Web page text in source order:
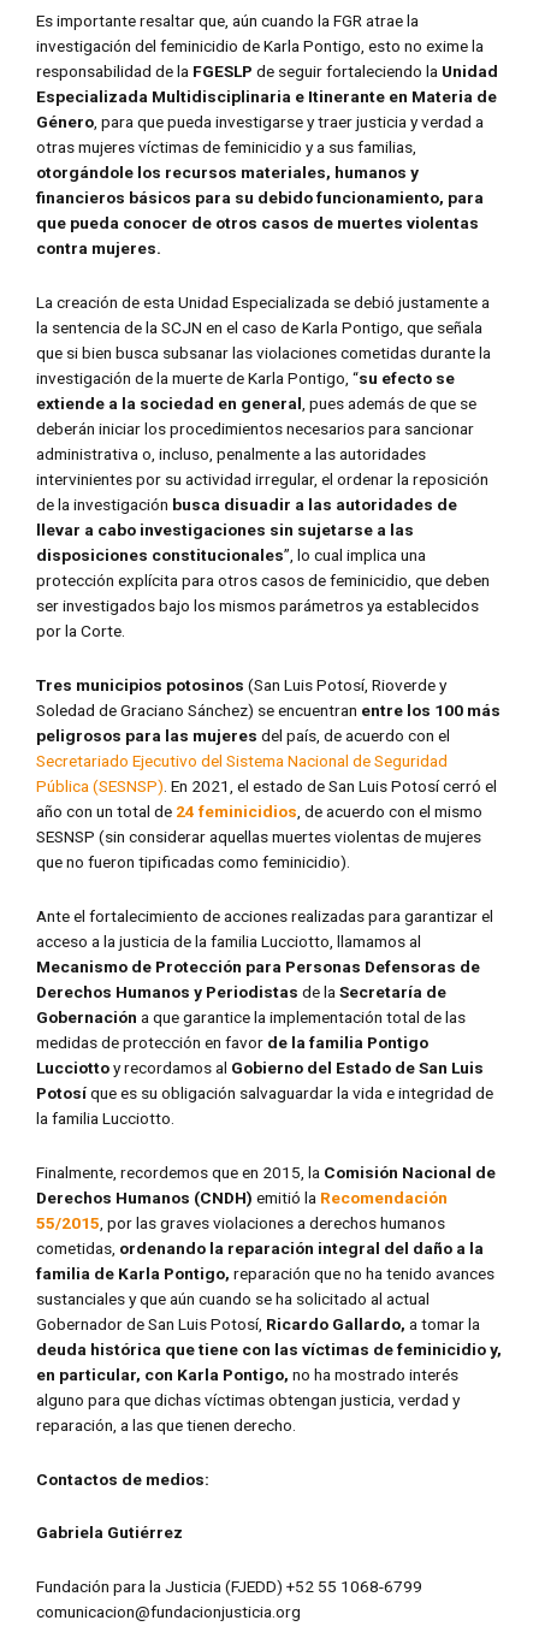
Es importante resaltar que, aún cuando la FGR atrae la
investigación del feminicidio de Karla Pontigo, esto no exime la
responsabilidad de la FGESLP de seguir fortaleciendo la Unidad
Especializada Multidisciplinaria e Itinerante en Materia de
Género , para que pueda investigarse y traer justicia y verdad a
otras mujeres víctimas de feminicidio y a sus familias,
otorgándole los recursos materiales, humanos y
financieros básicos para su debido funcionamiento, para
que pueda conocer de otros casos de muertes violentas
contra mujeres.
La creación de esta Unidad Especializada se debió justamente a
la sentencia de la SCJN en el caso de Karla Pontigo, que señala
que si bien busca subsanar las violaciones cometidas durante la
investigación de la muerte de Karla Pontigo, “su efecto se
extiende a la sociedad en general , pues además de que se
deberán iniciar los procedimientos necesarios para sancionar
administrativa o, incluso, penalmente a las autoridades
intervinientes por su actividad irregular, el ordenar la reposición
de la investigación busca disuadir a las autoridades de
llevar a cabo investigaciones sin sujetarse a las
disposiciones constitucionales”, lo cual implica una
protección explícita para otros casos de feminicidio, que deben
ser investigados bajo los mismos parámetros ya establecidos
por la Corte.
Tres municipios potosinos (San Luis Potosí, Rioverde y
Soledad de Graciano Sánchez) se encuentran entre los 100 más
peligrosos para las mujeres del país, de acuerdo con el
Secretariado Ejecutivo del Sistema Nacional de Seguridad
Pública (SESNSP) . En 2021, el estado de San Luis Potosí cerró el
año con un total de 24 feminicidios , de acuerdo con el mismo
SESNSP (sin considerar aquellas muertes violentas de mujeres
que no fueron tipificadas como feminicidio).
Ante el fortalecimiento de acciones realizadas para garantizar el
acceso a la justicia de la familia Lucciotto, llamamos al
Mecanismo de Protección para Personas Defensoras de
Derechos Humanos y Periodistas de la Secretaría de
Gobernación a que garantice la implementación total de las
medidas de protección en favor de la familia Pontigo
Lucciottoy recordamos al Gobierno del Estado de San Luis
Potosíque es su obligación salvaguardar la vida e integridad de
la familia Lucciotto.
Finalmente, recordemos que en 2015, la Comisión Nacional de
Derechos Humanos (CNDH) emitió la Recomendación
55/2015 , por las graves violaciones a derechos humanos
cometidas, ordenando la reparación integral del daño a la
familia de Karla Pontigo, reparación que no ha tenido avances
sustanciales y que aún cuando se ha solicitado al actual
Gobernador de San Luis Potosí, Ricardo Gallardo, a tomar la
deuda histórica que tiene con las víctimas de feminicidio y,
en particular, con Karla Pontigo, no ha mostrado interés
alguno para que dichas víctimas obtengan justicia, verdad y
reparación, a las que tienen derecho.
Contactos de medios:
Gabriela Gutiérrez
Fundación para la Justicia (FJEDD) +52 55 1068-6799
comunicacion@fundacionjusticia.org